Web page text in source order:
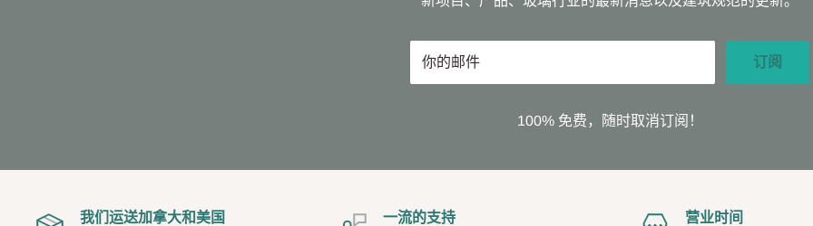
你的邮件 订阅
100% 免费，随时取消订阅！
我们运送加拿大和美国
一流的支持
营业时间